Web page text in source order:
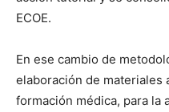
ECOE.
En ese cambio de
elaboración de materiales
formación médica, para la